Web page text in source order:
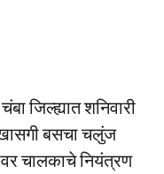
जिल्ह्यात शनिवारी
खासगी बसचा चलुंज
चालकाचे नियंत्रण